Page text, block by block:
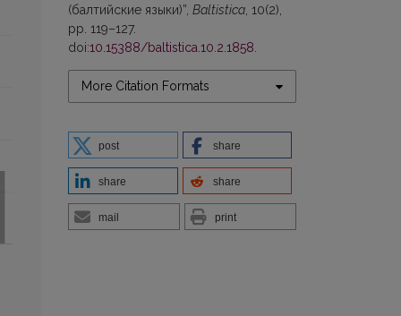
(балтийские языки)”, Baltistica , 10(2),
pp. 119–127.
doi:10.15388/baltistica.10.2.1858
More Citation Formats
post share
share share
mail print